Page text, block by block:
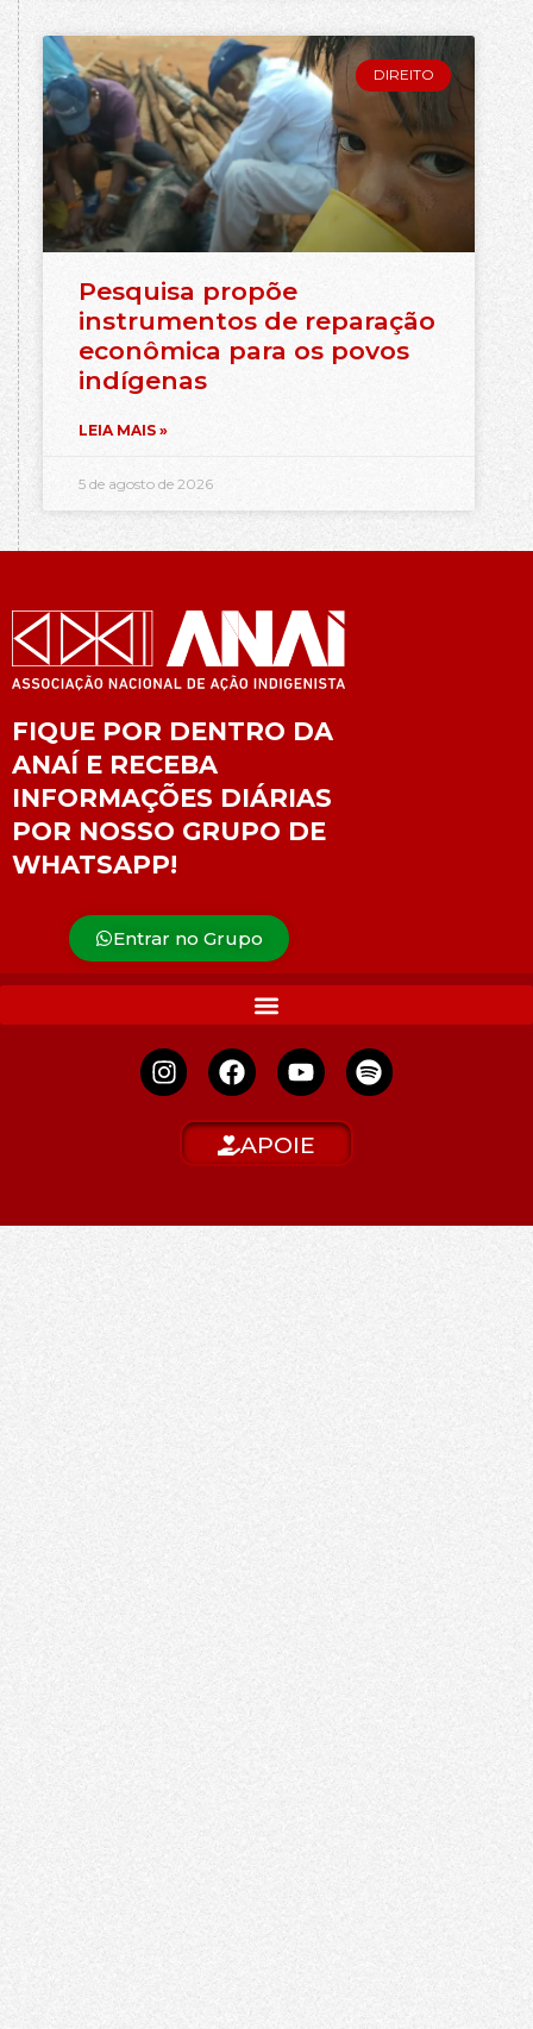
DIREITO
Pesquisa propõe
instrumentos de reparação
econômica para os povos
indígenas
LEIA MAIS »
5 de agosto de 2026
FIQUE POR DENTRO DA
ANAÍ E RECEBA
INFORMAÇÕES DIÁRIAS
POR NOSSO GRUPO DE
WHATSAPP!
Entrar no Grupo
APOIE